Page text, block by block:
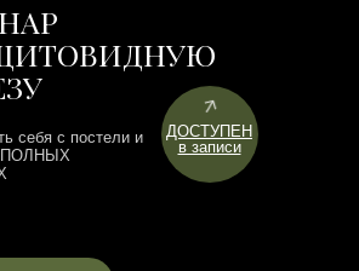
ЩИТОВИДНУЮ
себя с постели и
ПОЛНЫХ
ДОСТУПЕН
в записи